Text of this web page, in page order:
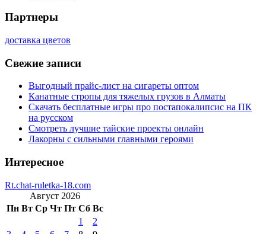
Партнеры
доставка цветов
Свежие записи
Выгодный прайс-лист на сигареты оптом
Канатные стропы для тяжелых грузов в Алматы
Скачать бесплатные игры про постапокалипсис на ПК
на русском
Смотреть лучшие тайские проекты онлайн
Лакорны с сильными главными героями
Интересное
Rt.chat-ruletka-18.com
Август 2026
Пн Вт Ср Чт Пт Сб Вс
1
2